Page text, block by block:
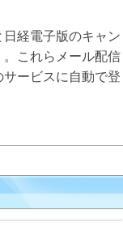
経電子版のキャン
これらメール配信
ービスに自動で登